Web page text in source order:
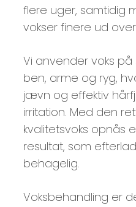
flere uger, samtidig
vokser finere ud
Vi anvender voks
ben, arme og ryg,
jævn og effektiv
irritation. Med den
kvalitetsvoks opnås
resultat, som
behagelig.
Voksbehandling er